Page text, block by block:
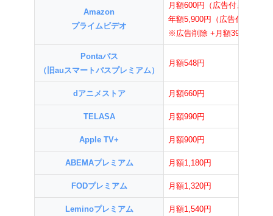
Amazon
プライムビデオ
月額600円（広告付き）
年額5,900円（広告付き）
※広告削除 +月額390円
Pontaパス
（旧auスマートパスプレミアム）
月額548円
dアニメストア 月額660円
TELASA 月額990円
Apple TV+ 月額900円
ABEMAプレミアム 月額1,180円
FODプレミアム 月額1,320円
Leminoプレミアム 月額1,540円